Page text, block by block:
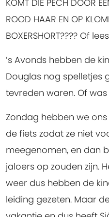
KOMT DIE PECH DOOR
ROOD HAAR EN OP
BOXERSHORT???? Of
’s Avonds hebben de
Douglas nog spelletjes
tevreden waren. Of
Zondag hebben we
de fiets zodat ze niet
meegenomen, en dan
jaloers op zouden zijn.
weer dus hebben de
leiding gezeten. Maar